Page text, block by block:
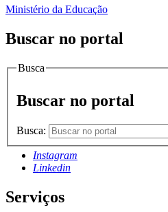
Ministério da Educação
Buscar no portal
Busca
Buscar no portal
Busca:
Instagram
Linkedin
Serviços